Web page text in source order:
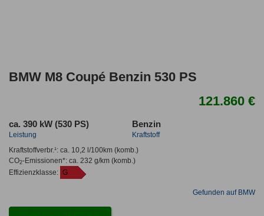
BMW M8 Coupé Benzin 530 PS
121.860 €
ca. 390 kW (530 PS)
Leistung
Benzin
Kraftstoff
Kraftstoffverbr.¹: ca. 10,2 l/100km(komb.)
CO2-Emissionen*: ca. 232 g/km(komb.)
Effizienzklasse: G
Gefunden auf BMW